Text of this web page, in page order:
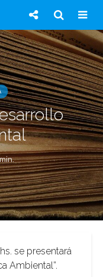
se presentará
Ambiental”.